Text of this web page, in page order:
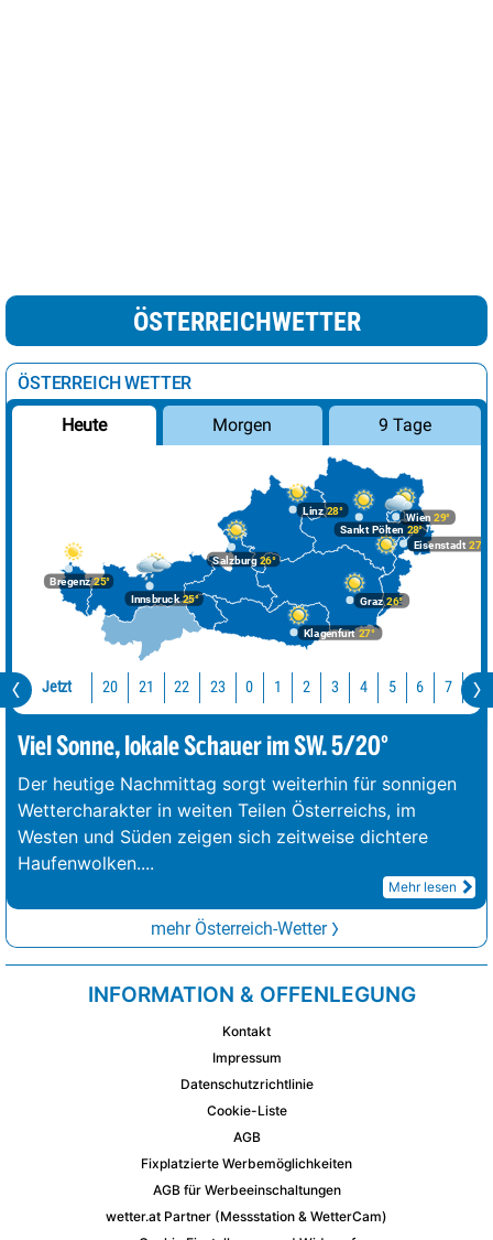
ÖSTERREICHWETTER
ÖSTERREICH WETTER
Heute Morgen 9 Tage
Bregenz25°
Graz26°
Innsbruck25°
Klagenfurt 27°
Linz28°
Salzburg26°
Wien 29°
Eisenstadt 27°
Sankt Pölten 28°
Jetzt 20 21 22 23 0 1 2 3 4 5 6 7 8
Viel Sonne, lokale Schauer im SW. 5/20°
Der heutige Nachmittag sorgt weiterhin für sonnigen
Wettercharakter in weiten Teilen Österreichs, im
Westen und Süden zeigen sich zeitweise dichtere
Haufenwolken....
Mehr lesen
mehr Österreich-Wetter
INFORMATION & OFFENLEGUNG
Kontakt
Impressum
Datenschutzrichtlinie
Cookie-Liste
AGB
Fixplatzierte Werbemöglichkeiten
AGB für Werbeeinschaltungen
wetter.at Partner (Messstation & WetterCam)